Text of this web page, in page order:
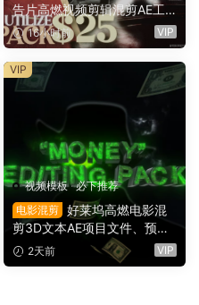
告片高燃视频剪辑混剪AE工
程项目文件+AE预设+叠加层
+视频教程 UTILIZE NEXTLV
L PACK（16780）
16小时前 VIP
视频模板·必下推荐
电影混剪 好莱坞高燃电影混
剪3D文本AE项目文件、预
设、效果、项目设置素材包 M
oney” Editing Pack（1614
2天前 VIP
VIP